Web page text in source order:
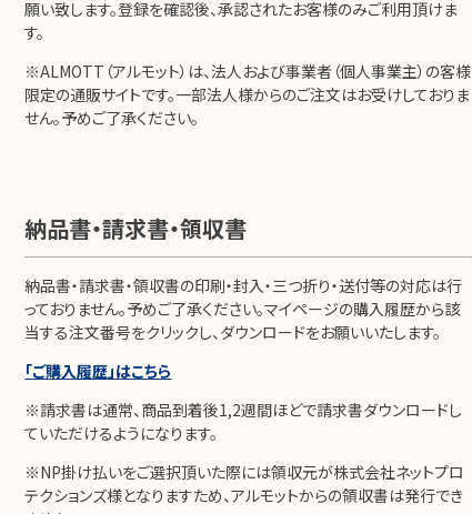
願い致します。登録を確認後、承認されたお客様のみご利用頂けま
す。
※ALMOTT（アルモット）は、法人および事業者（個人事業主）の客様
限定の通販サイトです。一部法人様からのご注文はお受けしておりま
せん。予めご了承ください。
納品書・請求書・領収書
納品書・請求書・領収書の印刷・封入・三つ折り・送付等の対応は行
っておりません。予めご了承ください。マイページの購入履歴から該
当する注文番号をクリックし、ダウンロードをお願いいたします。
「ご購入履歴」はこちら
※請求書は通常、商品到着後1,2週間ほどで請求書ダウンロードし
ていただけるようになります。
※NP掛け払いをご選択頂いた際には領収元が株式会社ネットプロ
テクションズ様となりますため、アルモットからの領収書は発行でき